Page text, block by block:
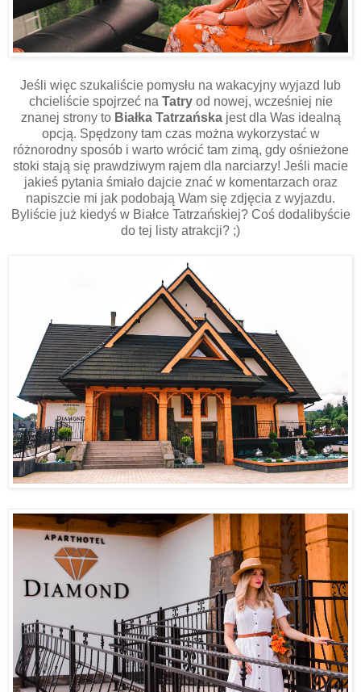
Jeśli więc szukaliście pomysłu na wakacyjny wyjazd lub
chcieliście spojrzeć na Tatry od nowej, wcześniej nie
znanej strony to Białka Tatrzańskajest dla Was idealną
opcją. Spędzony tam czas można wykorzystać w
różnorodny sposób i warto wrócić tam zimą, gdy ośnieżone
stoki stają się prawdziwym rajem dla narciarzy! Jeśli macie
jakieś pytania śmiało dajcie znać w komentarzach oraz
napiszcie mi jak podobają Wam się zdjęcia z wyjazdu.
Byliście już kiedyś w Białce Tatrzańskiej? Coś dodalibyście
do tej listy atrakcji? ;)